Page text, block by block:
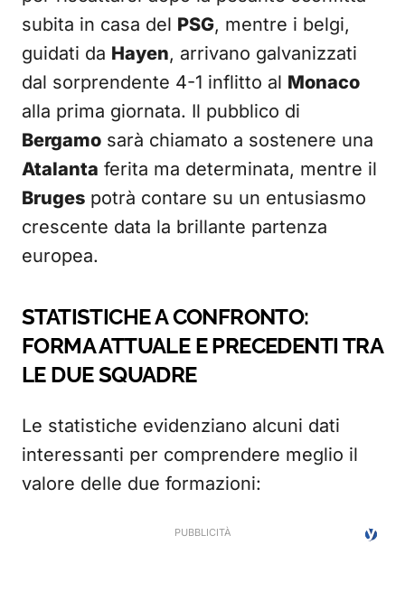
subita in casa del PSG, mentre i belgi,
guidati da Hayen, arrivano galvanizzati
dal sorprendente 4-1 inflitto al Monaco
alla prima giornata. Il pubblico di
Bergamo sarà chiamato a sostenere una
Atalanta ferita ma determinata, mentre il
Bruges potrà contare su un entusiasmo
crescente data la brillante partenza
europea.
STATISTICHE A CONFRONTO:
FORMA ATTUALE E PRECEDENTI TRA
LE DUE SQUADRE
Le statistiche evidenziano alcuni dati
interessanti per comprendere meglio il
valore delle due formazioni: